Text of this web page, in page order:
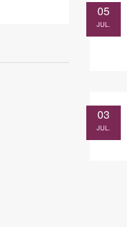
05
JUL.
03
JUL.